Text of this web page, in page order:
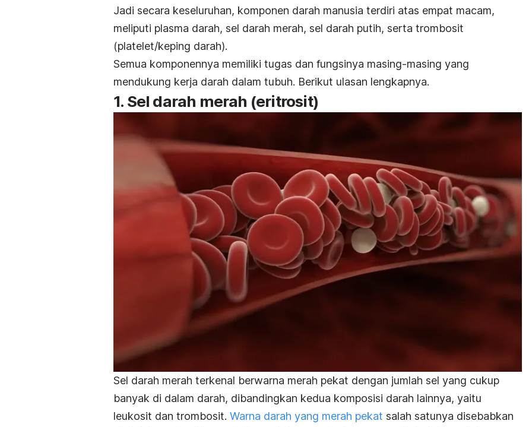
Jadi secara keseluruhan, komponen darah manusia terdiri atas empat macam,
meliputi plasma darah, sel darah merah, sel darah putih, serta trombosit
(platelet/keping darah).
Semua komponennya memiliki tugas dan fungsinya masing-masing yang
mendukung kerja darah dalam tubuh. Berikut ulasan lengkapnya.
1. Sel darah merah (eritrosit)
Sel darah merah terkenal berwarna merah pekat dengan jumlah sel yang cukup
banyak di dalam darah, dibandingkan kedua komposisi darah lainnya, yaitu
leukosit dan trombosit. Warna darah yang merah pekat salah satunya disebabkan